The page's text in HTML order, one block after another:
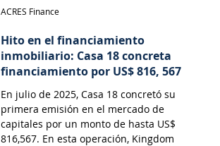
Hito en el financiamiento
inmobiliario: Casa 18 concreta
financiamiento por US$ 816, 567
En julio de 2025, Casa 18 concretó su
primera emisión en el mercado de
capitales por un monto de hasta US$
816,567. En esta operación, Kingdom
ACRES Finance